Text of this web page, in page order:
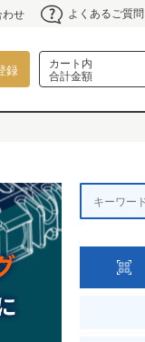
わせ よくあるご質問
録
カート内
合計金額